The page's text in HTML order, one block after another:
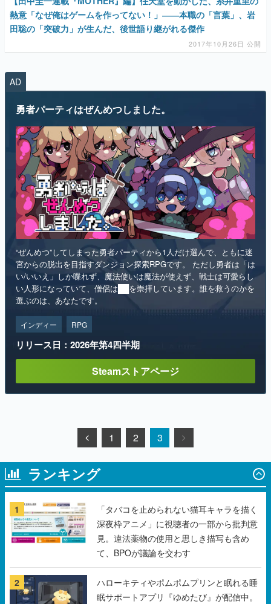
熱意「なぜ俺はゲームを作ってない！」――本職の「言葉」、岩
田聡の「突破力」が生んだ、後世語り継がれる傑作
2017年10月26日 公開
AD
勇者パーティはぜんめつしました。
“ぜんめつ”してしまった勇者パーティから1人だけ選んで、ともに迷
宮からの脱出を目指すダンジョン探索RPGです。 ただし勇者は「は
い/いいえ」しか喋れず、魔法使いは魔法が使えず、戦士は可愛らし
い人形になっていて、僧侶は██を崇拝しています。誰を救うのかを
選ぶのは、あなたです。
インディー RPG
リリース日：2026年第4四半期
Steamストアページ
1 2 3
ランキング
1
「タバコを止められない猫耳キャラを描く
深夜枠アニメ」に視聴者の一部から批判意
見。違法薬物の使用と思しき描写も含め
て、BPOが議論を交わす
2
ハローキティやポムポムプリンと眠れる睡
眠サポートアプリ『ゆめたび』が配信中。